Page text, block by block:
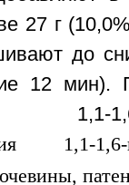
27 г
до
12 мин).